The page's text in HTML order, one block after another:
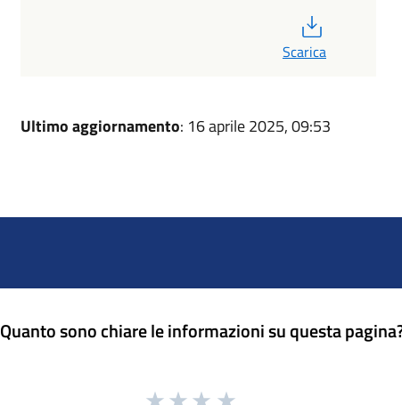
Scarica
Ultimo aggiornamento: 16 aprile 2025, 09:53
Quanto sono chiare le informazioni su questa